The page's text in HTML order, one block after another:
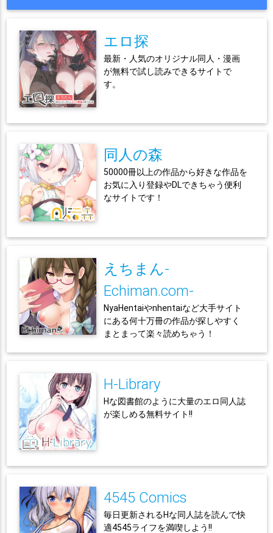
エロ探
最新・人気のオリジナル同人・漫画
が無料で試し読みできるサイトで
す。
同人の森
50000冊以上の作品から好きな作品を
お気に入り登録やDLできちゃう便利
なサイトです！
えちまん-
Echiman.com-
NyaHentaiやnhentaiなど大手サイト
にある何十万冊の作品が探しやすく
まとまって楽々読めちゃう！
H-Library
Hな図書館のように大量のエロ同人誌
が楽しめる無料サイト!!
4545 Comics
毎日更新されるHな同人誌を読んで快
適4545ライフを満喫しよう!!